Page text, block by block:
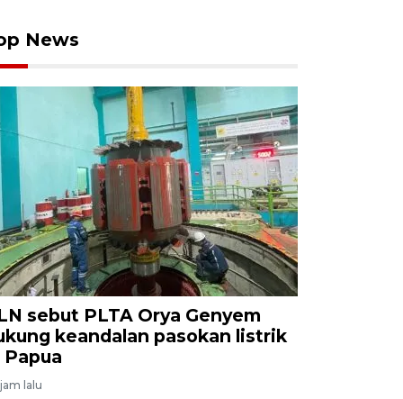
News
sebut PLTA Orya Genyem
keandalan pasokan listrik
Papua
lalu